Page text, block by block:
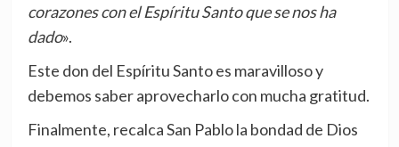
corazones con el Espíritu Santo que se nos ha
dado».
Este don del Espíritu Santo es maravilloso y
debemos saber aprovecharlo con mucha gratitud.
Finalmente, recalca San Pablo la bondad de Dios